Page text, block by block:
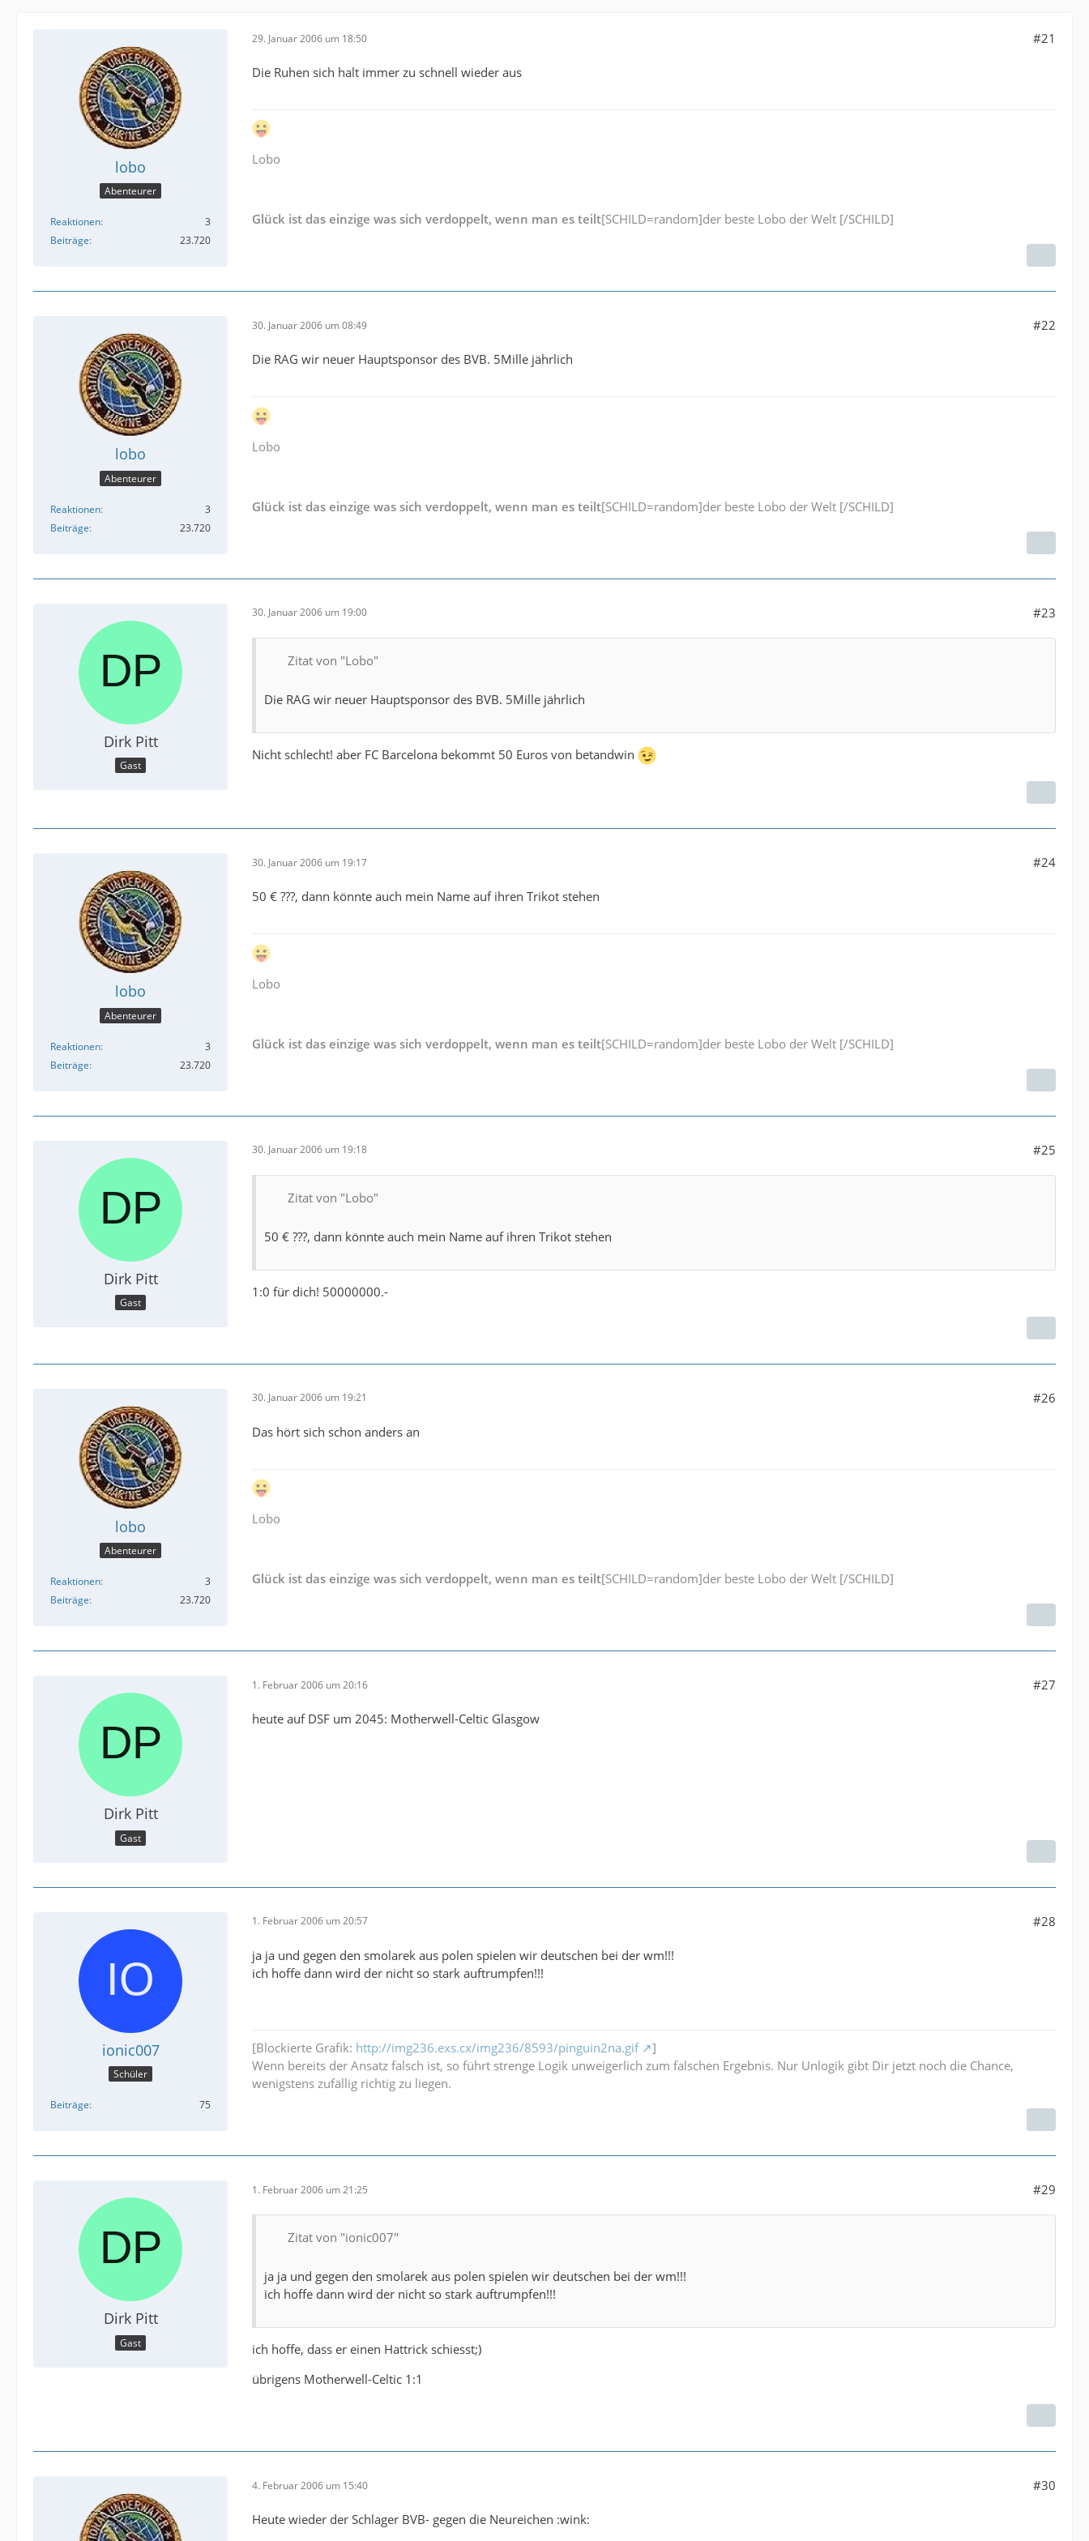
lobo
Abenteurer
Reaktionen
3
Beiträge
23.720
29. Januar 2006 um 18:50 #21
Die Ruhen sich halt immer zu schnell wieder aus
Lobo
Glück ist das einzige was sich verdoppelt, wenn man es teilt[SCHILD=random]der beste Lobo der Welt [/SCHILD]
lobo
Abenteurer
Reaktionen
3
Beiträge
23.720
30. Januar 2006 um 08:49 #22
Die RAG wir neuer Hauptsponsor des BVB. 5Mille jährlich
Lobo
Glück ist das einzige was sich verdoppelt, wenn man es teilt[SCHILD=random]der beste Lobo der Welt [/SCHILD]
Dirk Pitt
Gast
30. Januar 2006 um 19:00 #23
Zitat von "Lobo"
Die RAG wir neuer Hauptsponsor des BVB. 5Mille jährlich
Nicht schlecht! aber FC Barcelona bekommt 50 Euros von betandwin
lobo
Abenteurer
Reaktionen
3
Beiträge
23.720
30. Januar 2006 um 19:17 #24
50 € ???, dann könnte auch mein Name auf ihren Trikot stehen
Lobo
Glück ist das einzige was sich verdoppelt, wenn man es teilt[SCHILD=random]der beste Lobo der Welt [/SCHILD]
Dirk Pitt
Gast
30. Januar 2006 um 19:18 #25
Zitat von "Lobo"
50 € ???, dann könnte auch mein Name auf ihren Trikot stehen
1:0 für dich! 50000000.-
lobo
Abenteurer
Reaktionen
3
Beiträge
23.720
30. Januar 2006 um 19:21 #26
Das hört sich schon anders an
Lobo
Glück ist das einzige was sich verdoppelt, wenn man es teilt[SCHILD=random]der beste Lobo der Welt [/SCHILD]
Dirk Pitt
Gast
1. Februar 2006 um 20:16 #27
heute auf DSF um 2045: Motherwell-Celtic Glasgow
ionic007
Schüler
Beiträge 75
1. Februar 2006 um 20:57 #28
ja ja und gegen den smolarek aus polen spielen wir deutschen bei der wm!!!
ich hoffe dann wird der nicht so stark auftrumpfen!!!
[Blockierte Grafik: http://img236.exs.cx/img236/8593/pinguin2na.gif
]
Wenn bereits der Ansatz falsch ist, so führt strenge Logik unweigerlich zum falschen Ergebnis. Nur Unlogik gibt Dir jetzt noch die Chance,
wenigstens zufällig richtig zu liegen.
Dirk Pitt
Gast
1. Februar 2006 um 21:25 #29
Zitat von "ionic007"
ja ja und gegen den smolarek aus polen spielen wir deutschen bei der wm!!!
ich hoffe dann wird der nicht so stark auftrumpfen!!!
ich hoffe, dass er einen Hattrick schiesst;)
übrigens Motherwell-Celtic 1:1
4. Februar 2006 um 15:40 #30
Heute wieder der Schlager BVB- gegen die Neureichen :wink: